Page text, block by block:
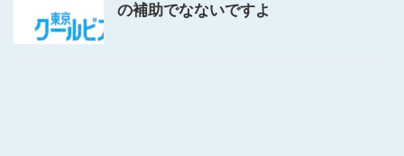
の補助でなないですよ